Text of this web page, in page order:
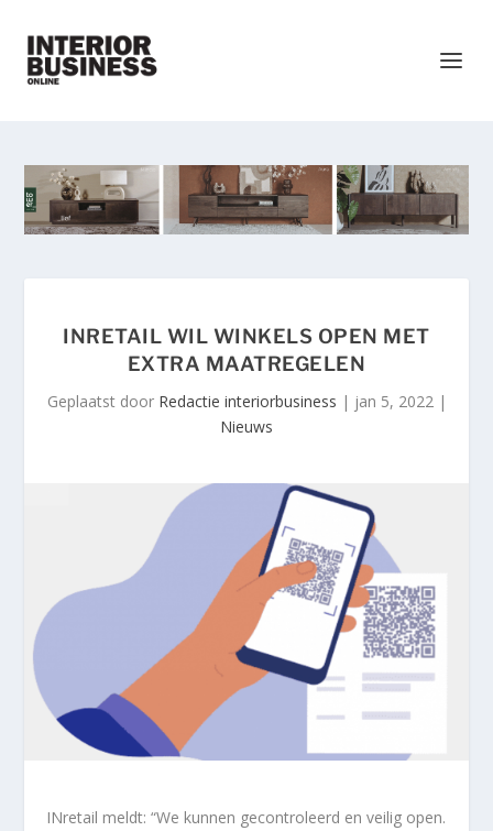
INRETAIL WIL WINKELS OPEN MET
EXTRA MAATREGELEN
Geplaatst door Redactie interiorbusiness | jan 5, 2022|
Nieuws
INretail meldt: “We kunnen gecontroleerd en veilig open.